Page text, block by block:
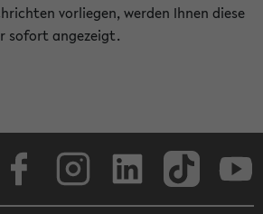
vorliegen, werden Ihnen diese
sofort angezeigt.